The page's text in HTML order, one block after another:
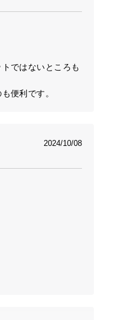
ではないところも
便利です。
2024/10/08